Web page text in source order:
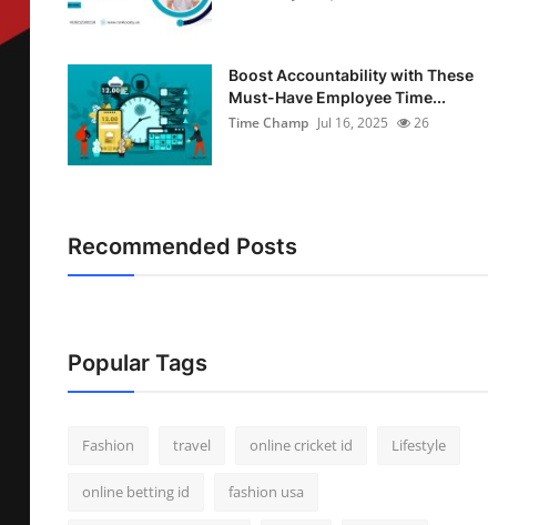
Boost Accountability with These
Must-Have Employee Time...
Time Champ Jul 16, 2025 26
Recommended Posts
Popular Tags
Fashion travel online cricket id Lifestyle
online betting id fashion usa